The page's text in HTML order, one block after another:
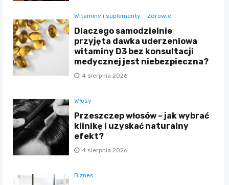
Witaminy i suplementy Zdrowie
Dlaczego samodzielnie
przyjęta dawka uderzeniowa
witaminy D3 bez konsultacji
medycznej jest niebezpieczna?
4 sierpnia 2026
Włosy
Przeszczep włosów – jak wybrać
klinikę i uzyskać naturalny
efekt?
4 sierpnia 2026
Biznes